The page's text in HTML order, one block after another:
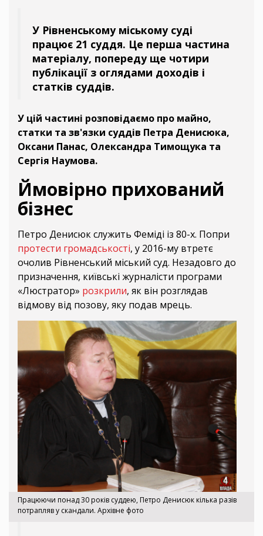
У Рівненському міському суді
працює 21 суддя. Це перша частина
матеріалу, попереду ще чотири
публікації з оглядами доходів і
статків суддів.
У цій частині розповідаємо про майно,
статки та зв'язки суддів Петра Денисюка,
Оксани Панас, Олександра Тимощука та
Сергія Наумова.
Ймовірно прихований
бізнес
Петро Денисюк служить Феміді із 80-х. Попри
протести громадськості, у 2016-му втретє
очолив Рівненський міський суд. Незадовго до
призначення, київські журналісти програми
«Люстратор» розкрили, як він розглядав
відмову від позову, яку подав мрець.
Працюючи понад 30 років суддею, Петро Денисюк кілька разів
потрапляв у скандали. Архівне фото